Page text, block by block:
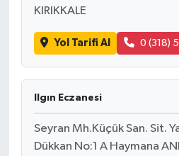
KIRIKKALE
Yol Tarifi Al 0 (318)
Ilgın Eczanesi
Seyran Mh.Küçük San. Sit.
Dükkan No:1 A Haymana